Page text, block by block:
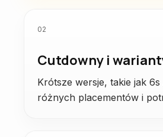
02
Cutdowny i
Krótsze wersje, takie jak
różnych placementów i